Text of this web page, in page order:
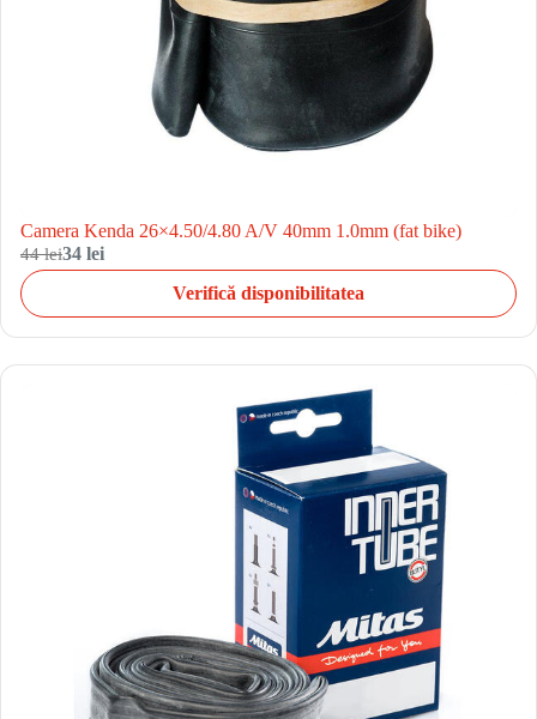
Camera Kenda 26×4.50/4.80 A/V 40mm 1.0mm (fat bike)
44 lei34 lei
Verifică disponibilitatea